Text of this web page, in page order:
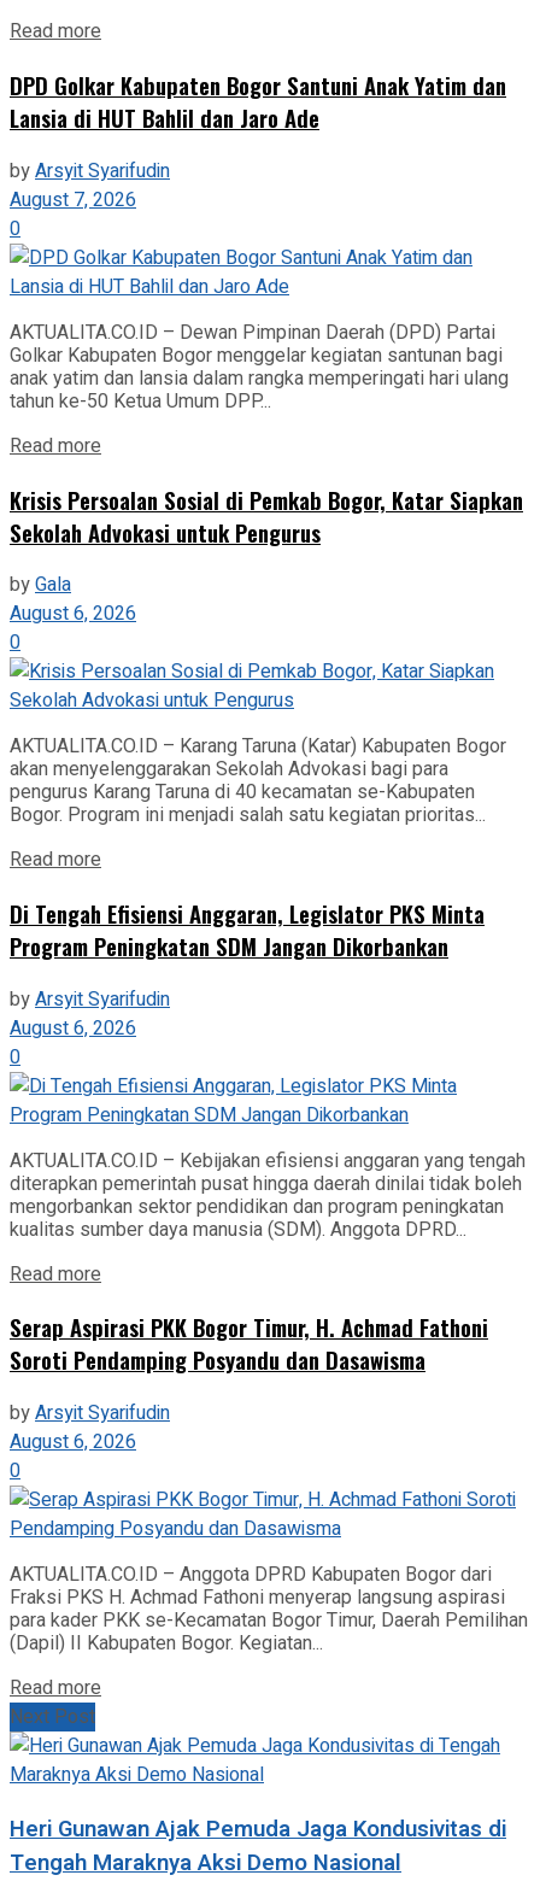
Read more
DPD Golkar Kabupaten Bogor Santuni Anak Yatim dan
Lansia di HUT Bahlil dan Jaro Ade
byArsyit Syarifudin
August 7, 2026
0
AKTUALITA.CO.ID – Dewan Pimpinan Daerah (DPD) Partai
Golkar Kabupaten Bogor menggelar kegiatan santunan bagi
anak yatim dan lansia dalam rangka memperingati hari ulang
tahun ke-50 Ketua Umum DPP...
Read more
Krisis Persoalan Sosial di Pemkab Bogor, Katar Siapkan
Sekolah Advokasi untuk Pengurus
byGala
August 6, 2026
0
AKTUALITA.CO.ID – Karang Taruna (Katar) Kabupaten Bogor
akan menyelenggarakan Sekolah Advokasi bagi para
pengurus Karang Taruna di 40 kecamatan se-Kabupaten
Bogor. Program ini menjadi salah satu kegiatan prioritas...
Read more
Di Tengah Efisiensi Anggaran, Legislator PKS Minta
Program Peningkatan SDM Jangan Dikorbankan
byArsyit Syarifudin
August 6, 2026
0
AKTUALITA.CO.ID – Kebijakan efisiensi anggaran yang tengah
diterapkan pemerintah pusat hingga daerah dinilai tidak boleh
mengorbankan sektor pendidikan dan program peningkatan
kualitas sumber daya manusia (SDM). Anggota DPRD...
Read more
Serap Aspirasi PKK Bogor Timur, H. Achmad Fathoni
Soroti Pendamping Posyandu dan Dasawisma
byArsyit Syarifudin
August 6, 2026
0
AKTUALITA.CO.ID – Anggota DPRD Kabupaten Bogor dari
Fraksi PKS H. Achmad Fathoni menyerap langsung aspirasi
para kader PKK se-Kecamatan Bogor Timur, Daerah Pemilihan
(Dapil) II Kabupaten Bogor. Kegiatan...
Read more
Next Post
Heri Gunawan Ajak Pemuda Jaga Kondusivitas di
Tengah Maraknya Aksi Demo Nasional